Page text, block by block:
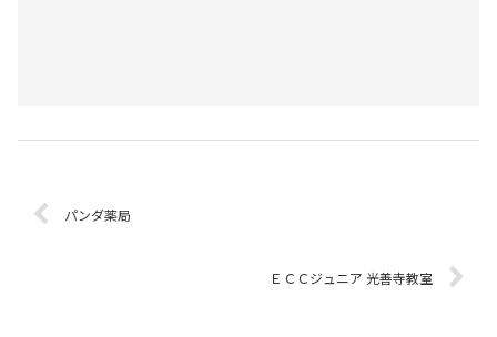
パンダ薬局
ＥＣＣジュニア 光善寺教室